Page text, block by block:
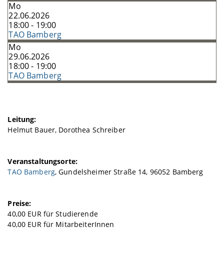
Mo
22.06.2026
18:00 - 19:00
TAO Bamberg
Mo
29.06.2026
18:00 - 19:00
TAO Bamberg
Leitung:
Helmut Bauer, Dorothea Schreiber
Veranstaltungsorte:
TAO Bamberg, Gundelsheimer Straße 14, 96052 Bamberg
Preise:
40,00 EUR für Studierende
40,00 EUR für MitarbeiterInnen